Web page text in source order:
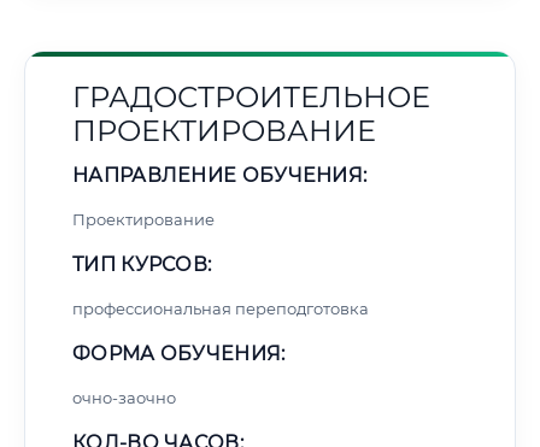
ГРАДОСТРОИТЕЛЬНОЕ
ПРОЕКТИРОВАНИЕ
НАПРАВЛЕНИЕ ОБУЧЕНИЯ:
Проектирование
ТИП КУРСОВ:
профессиональная переподготовка
ФОРМА ОБУЧЕНИЯ:
очно-заочно